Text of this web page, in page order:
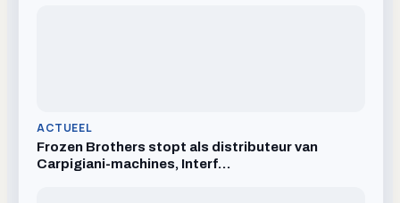
ACTUEEL
Frozen Brothers stopt als distributeur van
Carpigiani-machines, Interf…